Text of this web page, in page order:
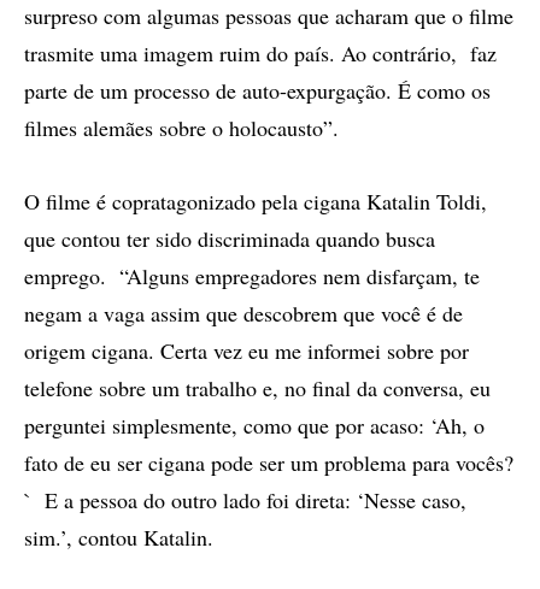
surpreso com algumas pessoas que acharam que o filme
trasmite uma imagem ruim do país. Ao contrário, faz
parte de um processo de auto-expurgação. É como os
filmes alemães sobre o holocausto”.
O filme é copratagonizado pela cigana Katalin Toldi,
que contou ter sido discriminada quando busca
emprego. “Alguns empregadores nem disfarçam, te
negam a vaga assim que descobrem que você é de
origem cigana. Certa vez eu me informei sobre por
telefone sobre um trabalho e, no final da conversa, eu
perguntei simplesmente, como que por acaso: ‘Ah, o
fato de eu ser cigana pode ser um problema para vocês?
` E a pessoa do outro lado foi direta: ‘Nesse caso,
sim.’, contou Katalin.